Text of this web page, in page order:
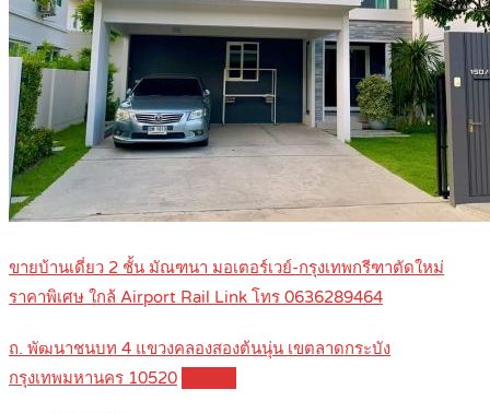
ขายบ้านเดี่ยว 2 ชั้น มัณฑนา มอเตอร์เวย์-กรุงเทพกรีฑาตัดใหม่
ราคาพิเศษ ใกล้ Airport Rail Link โทร 0636289464
ถ. พัฒนาชนบท 4 แขวงคลองสองต้นนุ่น เขตลาดกระบัง
กรุงเทพมหานคร 10520